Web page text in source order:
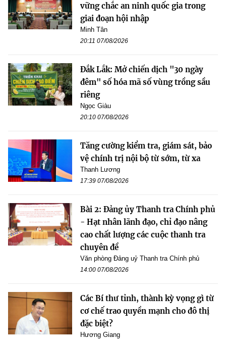
vững chắc an ninh quốc gia trong
giai đoạn hội nhập
Minh Tân
20:11 07/08/2026
Đắk Lắk: Mở chiến dịch "30 ngày
đêm" số hóa mã số vùng trồng sầu
riêng
Ngọc Giàu
20:10 07/08/2026
Tăng cường kiểm tra, giám sát, bảo
vệ chính trị nội bộ từ sớm, từ xa
Thanh Lương
17:39 07/08/2026
Bài 2: Đảng ủy Thanh tra Chính phủ
- Hạt nhân lãnh đạo, chỉ đạo nâng
cao chất lượng các cuộc thanh tra
chuyên đề
Văn phòng Đảng uỷ Thanh tra Chính phủ
14:00 07/08/2026
Các Bí thư tỉnh, thành kỳ vọng gì từ
cơ chế trao quyền mạnh cho đô thị
đặc biệt?
Hương Giang